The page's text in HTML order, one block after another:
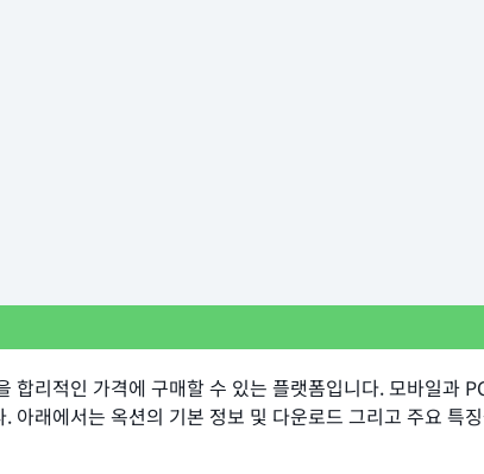
리적인 가격에 구매할 수 있는 플랫폼입니다. 모바일과
래에서는 옥션의 기본 정보 및 다운로드 그리고 주요 특